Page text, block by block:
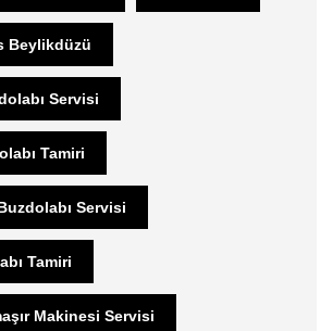
Beylikdüzü
Servisi
Tamiri
Servisi
Tamiri
Makinesi Servisi